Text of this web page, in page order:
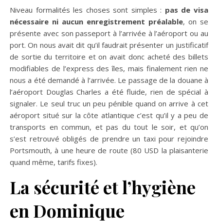
Niveau formalités les choses sont simples : pas de visa
nécessaire ni aucun enregistrement préalable, on se
présente avec son passeport à l’arrivée à l’aéroport ou au
port. On nous avait dit qu’il faudrait présenter un justificatif
de sortie du territoire et on avait donc acheté des billets
modifiables de l’express des îles, mais finalement rien ne
nous a été demandé à l’arrivée. Le passage de la douane à
l’aéroport Douglas Charles a été fluide, rien de spécial à
signaler. Le seul truc un peu pénible quand on arrive à cet
aéroport situé sur la côte atlantique c’est qu’il y a peu de
transports en commun, et pas du tout le soir, et qu’on
s’est retrouvé obligés de prendre un taxi pour rejoindre
Portsmouth, à une heure de route (80 USD la plaisanterie
quand même, tarifs fixes).
La sécurité et l’hygiène
en Dominique